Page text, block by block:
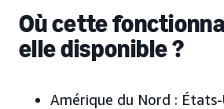
Où cette
elle disponible ?
Amérique du Nord : États-